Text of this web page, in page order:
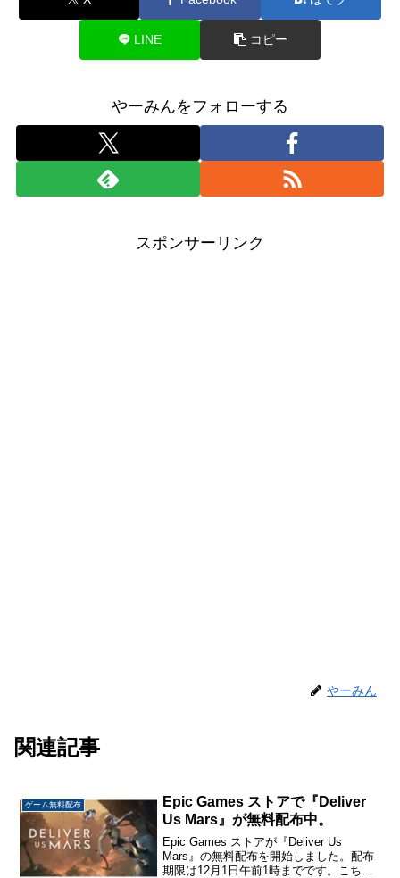
LINE コピー
やーみんをフォローする
スポンサーリンク
やーみん
関連記事
ゲーム無料配布
Epic Games ストアで『Deliver
Us Mars』が無料配布中。
Epic Games ストアが『Deliver Us
Mars』の無料配布を開始しました。配布
期限は12月1日午前1時までです。こちら